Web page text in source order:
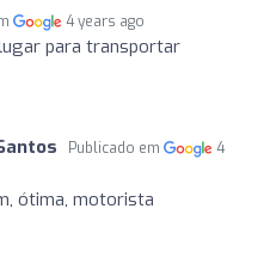
4 years ago
para transportar
Publicado em
4
ótima, motorista